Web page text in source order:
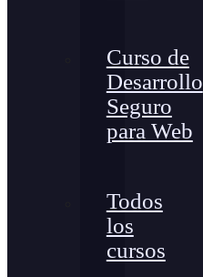
Curso de
Desarrollo
Seguro
para Web
Todos
los
cursos